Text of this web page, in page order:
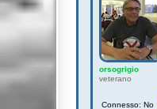
orsogrigio
veterano
Connesso: No